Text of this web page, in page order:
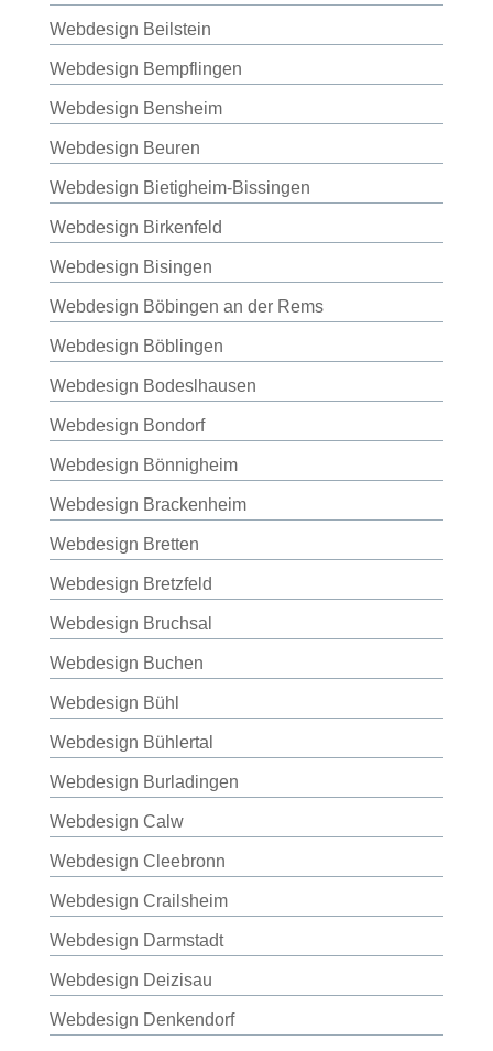
Webdesign Beilstein
Webdesign Bempflingen
Webdesign Bensheim
Webdesign Beuren
Webdesign Bietigheim-Bissingen
Webdesign Birkenfeld
Webdesign Bisingen
Webdesign Böbingen an der Rems
Webdesign Böblingen
Webdesign Bodeslhausen
Webdesign Bondorf
Webdesign Bönnigheim
Webdesign Brackenheim
Webdesign Bretten
Webdesign Bretzfeld
Webdesign Bruchsal
Webdesign Buchen
Webdesign Bühl
Webdesign Bühlertal
Webdesign Burladingen
Webdesign Calw
Webdesign Cleebronn
Webdesign Crailsheim
Webdesign Darmstadt
Webdesign Deizisau
Webdesign Denkendorf